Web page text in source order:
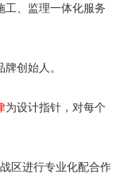
工、监理一体化服务
创始人。
为设计指针，对每个
区进行专业化配合作